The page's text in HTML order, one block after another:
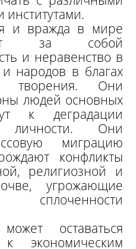
и вражда в мире
за собой
и неравенство в
народов в благах
творения. Они
людей основных
к деградации
личности. Они
миграцию
конфликты
религиозной и
угрожающие
сплоченности
оставаться
экономическим